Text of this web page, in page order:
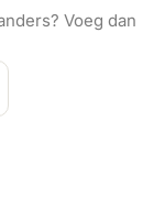
Voeg dan